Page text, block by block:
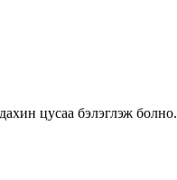
цусаа бэлэглэж болно.